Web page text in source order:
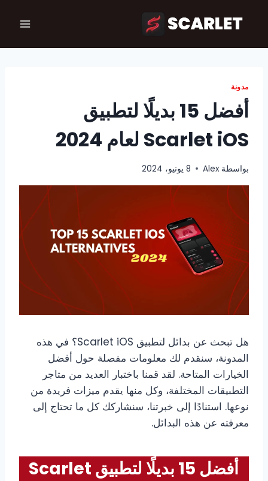
مدونة
أفضل 15 بديلًا لتطبيق
Scarlet iOS لعام 2024
بواسطة Alex 8 يونيو، 2024
هل تبحث عن بدائل لتطبيق Scarlet iOS؟ في هذه
المدونة، سنقدم لك معلومات مفصلة حول أفضل
الخيارات المتاحة. لقد قمنا باختبار العديد من متاجر
التطبيقات المختلفة، وكل منها يقدم ميزات فريدة من
نوعها. استنادًا إلى خبرتنا، سنشاركك كل ما تحتاج إلى
معرفته عن هذه البدائل.
أفضل 15 بديلًا لتطبيق Scarlet